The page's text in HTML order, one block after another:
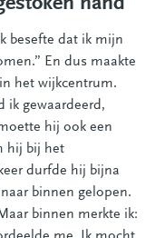
besefte dat ik mijn
En dus maakte
het wijkcentrum.
ik gewaardeerd,
hij ook een
hij bij het
durfde hij bijna
binnen gelopen.
binnen merkte ik: